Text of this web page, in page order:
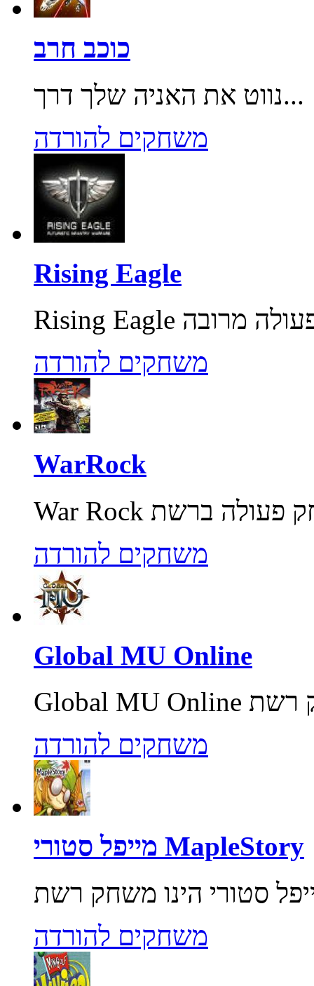
כוכב חרב
נווט את האניה שלך דרך...
משחקים להורדה
Rising Eagle
משחקים להורדה
WarRock
משחקים להורדה
Global MU Online
משחקים להורדה
מייפל סטורי MapleStory
משחקים להורדה